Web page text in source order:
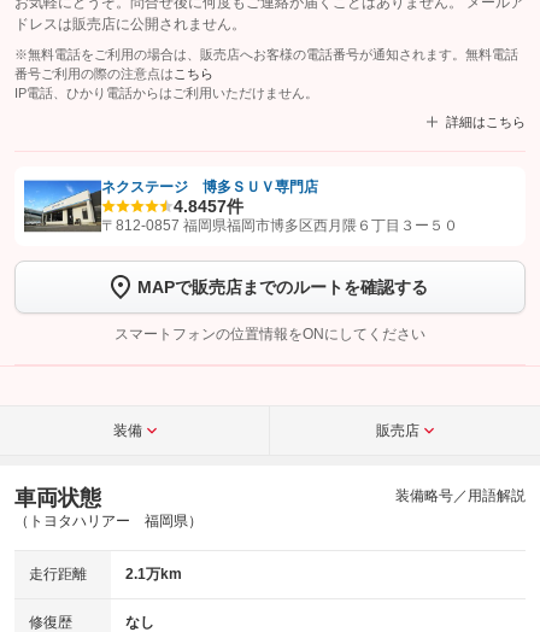
ドレスは販売店に公開されません。
※無料電話をご利用の場合は、販売店へお客様の電話番号が通知されます。無料電話
番号ご利用の際の注意点は こちら
IP電話、ひかり電話からはご利用いただけません。
詳細はこちら
【STEP1】認証画面でグーネットを友だち追加してから「許可する」ボタンを押
トーク画面で
ボタンをタップして問い合わせを
完了してください。
こちら
ネクステージ 博多ＳＵＶ専門店
4.8457件
〒812-0857 福岡県福岡市博多区西月隈６丁目３ー５０
MAPで販売店までのルートを確認する
スマートフォンの位置情報をONにしてください
装備 販売店
車両状態
（トヨタハリアー 福岡県）
装備略号／用語解説
走行距離 2.1万km
修復歴 なし